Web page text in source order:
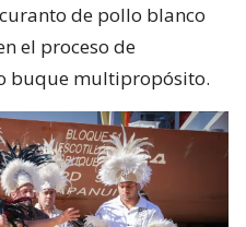
de pollo blanco
el proceso de
buque multipropósito.